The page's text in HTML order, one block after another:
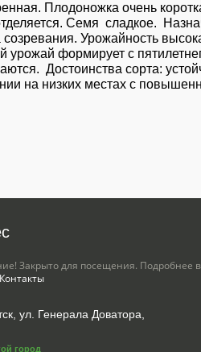
Плодоножка очень
Семя сладкое.
Урожайность
формирует с
Достоинства сорта:
на низких местах с
Закрыто для посещения. Подробнее в
Контакты
ул. Генерала Доватора,
город